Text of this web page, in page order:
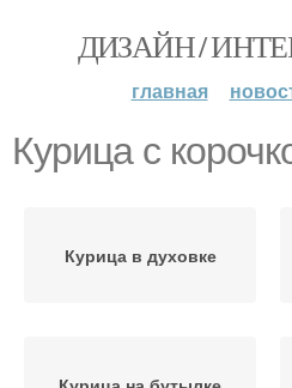
ДИЗАЙН /
главная
Курица с
Курица в духовке